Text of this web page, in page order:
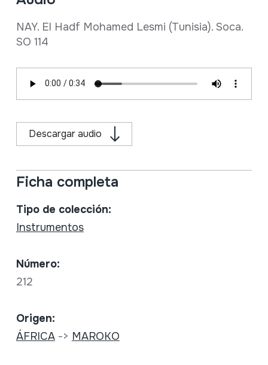
NAY. El Hadf Mohamed Lesmi (Tunisia). Soca.
SO 114
Descargar audio
Ficha completa
Tipo de colección:
Instrumentos
Número:
212
Origen:
ÁFRICA-> MAROKO